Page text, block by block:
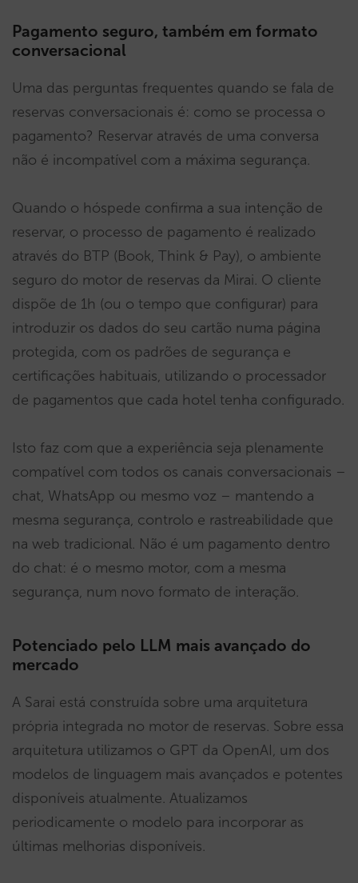
Pagamento seguro, também em formato
conversacional
Uma das perguntas frequentes quando se fala de
reservas conversacionais é: como se processa o
pagamento? Reservar através de uma conversa
não é incompatível com a máxima segurança.
Quando o hóspede confirma a sua intenção de
reservar, o processo de pagamento é realizado
através do BTP (Book, Think & Pay), o ambiente
seguro do motor de reservas da Mirai. O cliente
dispõe de 1h (ou o tempo que configurar) para
introduzir os dados do seu cartão numa página
protegida, com os padrões de segurança e
certificações habituais, utilizando o processador
de pagamentos que cada hotel tenha configurado.
Isto faz com que a experiência seja plenamente
compatível com todos os canais conversacionais –
chat, WhatsApp ou mesmo voz – mantendo a
mesma segurança, controlo e rastreabilidade que
na web tradicional. Não é um pagamento dentro
do chat: é o mesmo motor, com a mesma
segurança, num novo formato de interação.
Potenciado pelo LLM mais avançado do
mercado
A Sarai está construída sobre uma arquitetura
própria integrada no motor de reservas. Sobre essa
arquitetura utilizamos o GPT da OpenAI, um dos
modelos de linguagem mais avançados e potentes
disponíveis atualmente. Atualizamos
periodicamente o modelo para incorporar as
últimas melhorias disponíveis.